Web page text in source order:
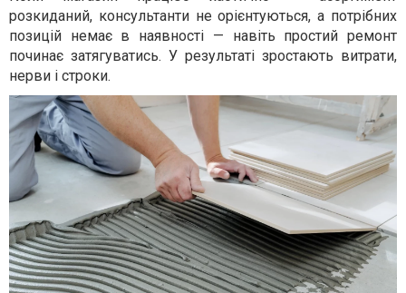
розкиданий, консультанти не орієнтуються, а потрібних
позицій немає в наявності — навіть простий ремонт
починає затягуватись. У результаті зростають витрати,
нерви і строки.